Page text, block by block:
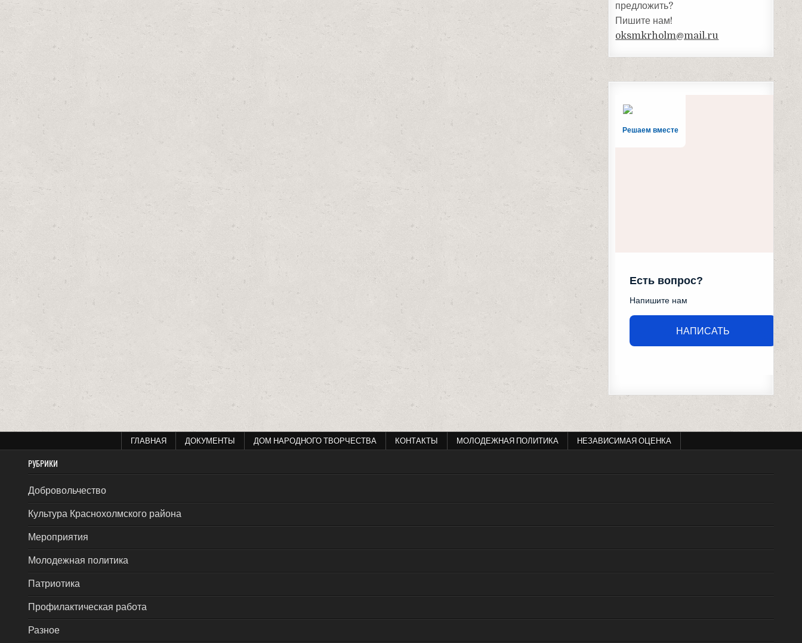
предложить?
Пишите нам!
oksmkrholm@mail.ru
Решаем вместе
Есть вопрос?
Напишите нам
НАПИСАТЬ
ГЛАВНАЯ ДОКУМЕНТЫ ДОМ НАРОДНОГО ТВОРЧЕСТВА КОНТАКТЫ МОЛОДЕЖНАЯ ПОЛИТИКА НЕЗАВИСИМАЯ ОЦЕНКА
РУБРИКИ
Добровольчество
Культура Краснохолмского района
Мероприятия
Молодежная политика
Патриотика
Профилактическая работа
Разное